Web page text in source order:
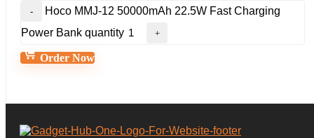
Hoco MMJ-12 50000mAh 22.5W Fast Charging
Power Bank quantity
Order Now